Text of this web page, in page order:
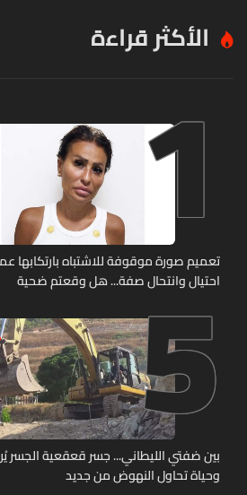
الأكثر قراءة
1
تعميم صورة موقوفة للاشتباه بارتكابها
احتيال وانتحال صفة... هل وقعتم ضحية
5
بين ضفتي الليطاني... جسر قعقعية الجسر
وحياة تحاول النهوض من جديد